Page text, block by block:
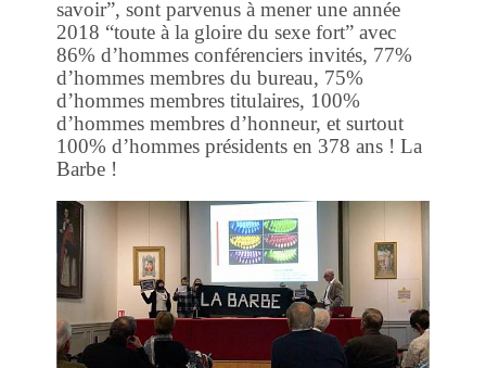
savoir”, sont parvenus à mener une année
2018 “toute à la gloire du sexe fort” avec
86% d’hommes conférenciers invités, 77%
d’hommes membres du bureau, 75%
d’hommes membres titulaires, 100%
d’hommes membres d’honneur, et surtout
100% d’hommes présidents en 378 ans ! La
Barbe !